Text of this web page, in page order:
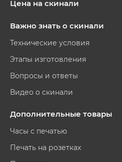
Цена на скинали
Важно знать о скинали
Технические условия
Этапы изготовления
Вопросы и ответы
Видео о скинали
Дополнительные товары
Часы с печатью
Печать на розетках